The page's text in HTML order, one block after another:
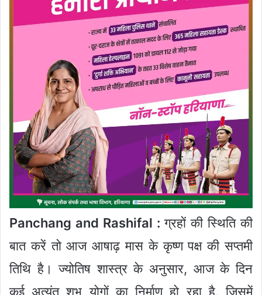
Panchang and Rashifal : ग्रहों की स्थिति की
बात करें तो आज आषाढ़ मास के कृष्ण पक्ष की सप्तमी
तिथि है। ज्योतिष शास्त्र के अनुसार, आज के दिन
कई अत्यंत शुभ योगों का निर्माण हो रहा है, जिसमें